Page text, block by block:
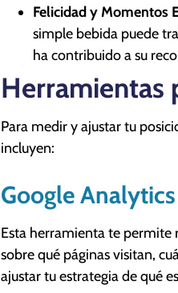
Felicidad y Momentos
simple bebida puede
ha contribuido a su
Herramientas
Para medir y ajustar tu
incluyen:
Google Analytics
Esta herramienta te permite
sobre qué páginas visitan,
ajustar tu estrategia de qué